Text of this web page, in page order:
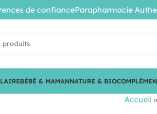
BÉBÉ & MAMANNATURE & BIO
Accueil »
de confianceParapharmacie